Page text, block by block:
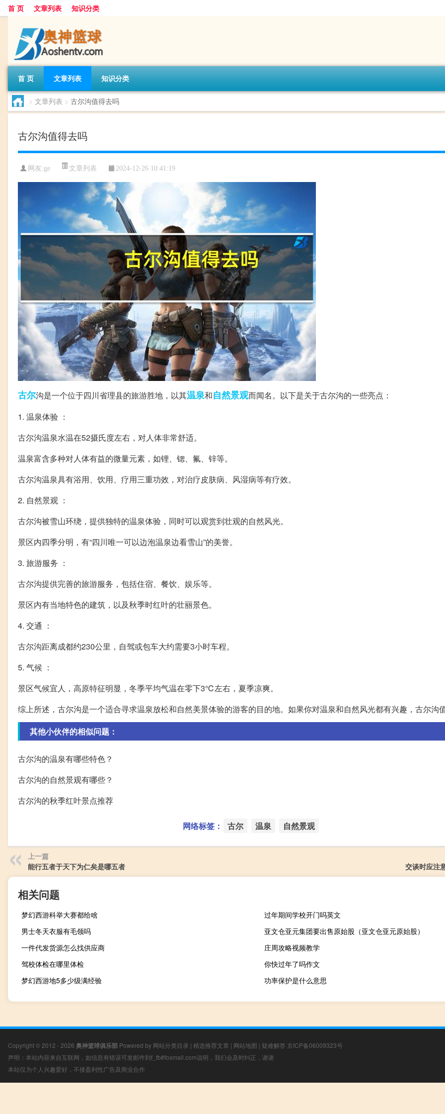
首 页 文章列表 知识分类
首 页 文章列表 知识分类
> 文章列表 > 古尔沟值得去吗
古尔沟值得去吗
网友:ge 文章列表 2024-12-26 10:41:19
古尔沟是一个位于四川省理县的旅游胜地，以其温泉和自然景观而闻名。以下是关于古尔沟的一些亮点：
1. 温泉体验 ：
古尔沟温泉水温在52摄氏度左右，对人体非常舒适。
温泉富含多种对人体有益的微量元素，如锂、锶、氟、锌等。
古尔沟温泉具有浴用、饮用、疗用三重功效，对治疗皮肤病、风湿病等有疗效。
2. 自然景观 ：
古尔沟被雪山环绕，提供独特的温泉体验，同时可以观赏到壮观的自然风光。
景区内四季分明，有“四川唯一可以边泡温泉边看雪山”的美誉。
3. 旅游服务 ：
古尔沟提供完善的旅游服务，包括住宿、餐饮、娱乐等。
景区内有当地特色的建筑，以及秋季时红叶的壮丽景色。
4. 交通 ：
古尔沟距离成都约230公里，自驾或包车大约需要3小时车程。
5. 气候 ：
景区气候宜人，高原特征明显，冬季平均气温在零下3℃左右，夏季凉爽。
综上所述，古尔沟是一个适合寻求温泉放松和自然美景体验的游客的目的地。如果你对温泉和自然风光都有兴趣，古尔沟
其他小伙伴的相似问题：
古尔沟的温泉有哪些特色？
古尔沟的自然景观有哪些？
古尔沟的秋季红叶景点推荐
网络标签： 古尔 温泉 自然景观
上一篇
能行五者于天下为仁矣是哪五者
交谈时应注
相关问题
梦幻西游科举大赛都给啥
过年期间学校开门吗英文
男士冬天衣服有毛领吗
亚文仓亚元集团要出售原始股（亚文仓亚元原始股）
一件代发货源怎么找供应商
庄周攻略视频教学
驾校体检在哪里体检
你快过年了吗作文
梦幻西游地5多少级满经验
功率保护是什么意思
Copyright © 2012 - 2026 奥神篮球俱乐部 Powered by 网站分类目录 | 精选推荐文章 | 网站地图 | 疑难解答 京ICP备06009323号
声明：本站内容来自互联网，如信息有错误可发邮件到f_fb#foxmail.com说明，我们会及时纠正，谢谢
本站仅为个人兴趣爱好，不接盈利性广告及商业合作